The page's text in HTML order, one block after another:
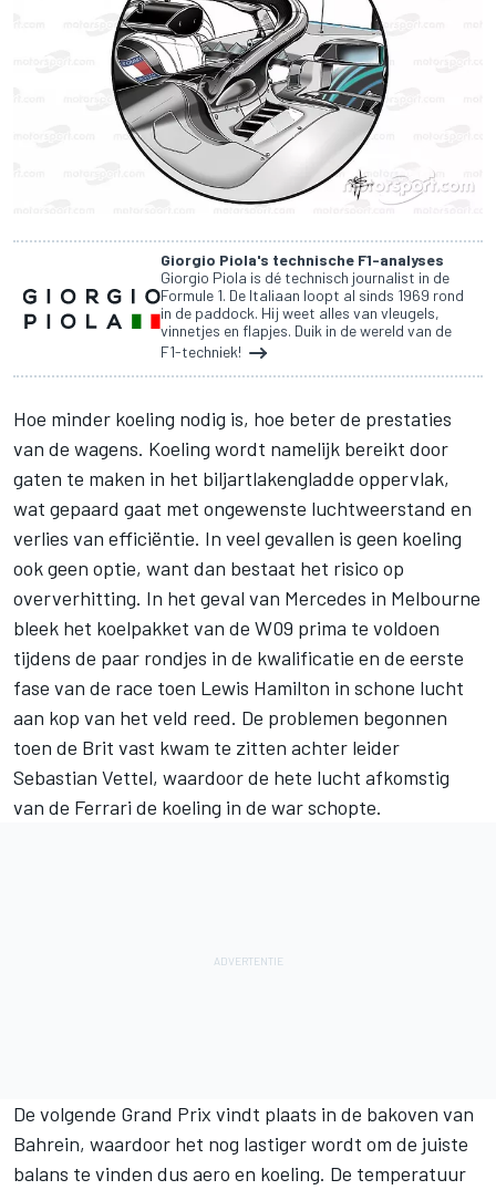
Giorgio Piola's technische F1-analyses
Giorgio Piola is dé technisch journalist in de
Formule 1. De Italiaan loopt al sinds 1969 rond
in de paddock. Hij weet alles van vleugels,
vinnetjes en flapjes. Duik in de wereld van de
F1-techniek!
Hoe minder koeling nodig is, hoe beter de prestaties
van de wagens. Koeling wordt namelijk bereikt door
gaten te maken in het biljartlakengladde oppervlak,
wat gepaard gaat met ongewenste luchtweerstand en
verlies van efficiëntie. In veel gevallen is geen koeling
ook geen optie, want dan bestaat het risico op
oververhitting. In het geval van Mercedes in Melbourne
bleek het koelpakket van de W09 prima te voldoen
tijdens de paar rondjes in de kwalificatie en de eerste
fase van de race toen Lewis Hamilton in schone lucht
aan kop van het veld reed. De problemen begonnen
toen de Brit vast kwam te zitten achter leider
Sebastian Vettel, waardoor de hete lucht afkomstig
van de Ferrari de koeling in de war schopte.
De volgende Grand Prix vindt plaats in de bakoven van
Bahrein, waardoor het nog lastiger wordt om de juiste
balans te vinden dus aero en koeling. De temperatuur